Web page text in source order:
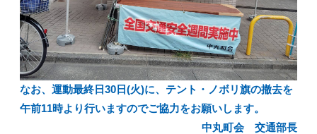
なお、運動最終日30日(火)に、テント・ノボリ旗の撤去を
午前11時より行いますのでご協力をお願いします。
中丸町会 交通部長